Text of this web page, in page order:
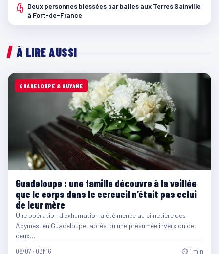
4 Deux personnes blessées par balles aux Terres Sainville
à Fort-de-France
À LIRE AUSSI
GUADELOUPE & GUYANE
Guadeloupe : une famille découvre à la veillée
que le corps dans le cercueil n’était pas celui
de leur mère
Une opération d'exhumation a été menée au cimetière des
Abymes, en Guadeloupe, après qu'une présumée inversion de
deux…
08/07 · 03h16 ⏱ 1 min